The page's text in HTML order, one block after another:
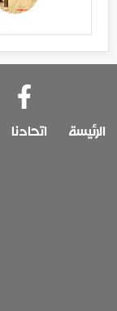
الرئيسة اتحادنا